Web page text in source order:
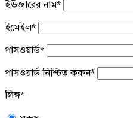
ইউজারের নাম*
ইমেইল*
পাসওয়ার্ড*
পাসওয়ার্ড নিশ্চিত করুন*
লিঙ্গ*